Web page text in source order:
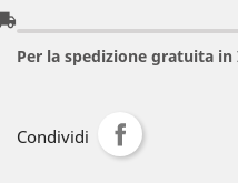
Per la spedizione gratuita
Condividi